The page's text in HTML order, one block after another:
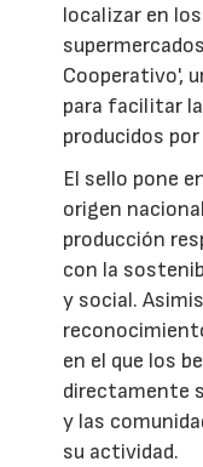
localizar en
Cooperativo',
para facilitar
producidos
El sello pone
origen
producción
con la
y social.
en el que los
directamente
y las
su actividad.